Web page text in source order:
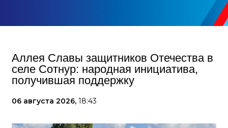
Аллея Славы защитников Отечества в
селе Сотнур: народная инициатива,
получившая поддержку
06 августа 2026, 18:43